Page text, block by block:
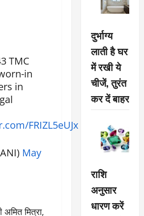
TMC
in
in
FRIZL5eUJx
May
मित्रा,
दुर्भाग्य
लाती है घर
में रखी ये
चीजें, तुरंत
कर दें बाहर
राशि
अनुसार
धारण करें